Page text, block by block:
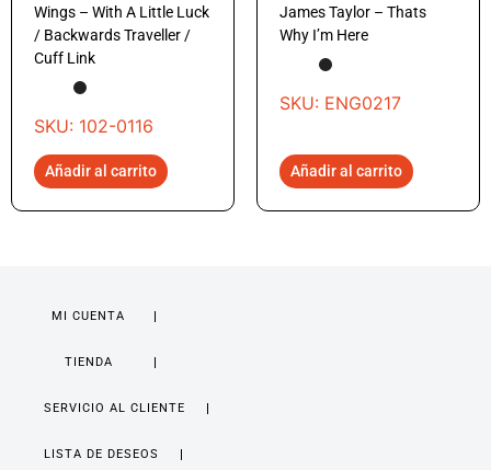
Wings – With A Little Luck
/ Backwards Traveller /
Cuff Link
SKU: 102-0116
Añadir al carrito
James Taylor – Thats
Why I’m Here
SKU: ENG0217
Añadir al carrito
MI CUENTA
TIENDA
SERVICIO AL CLIENTE
LISTA DE DESEOS